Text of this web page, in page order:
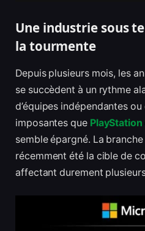
Une industrie sous
la tourmente
Depuis plusieurs mois, les
se succèdent à un rythme
d’équipes indépendantes
imposantes que PlayStation
semble épargné. La
récemment été la cible de
affectant durement